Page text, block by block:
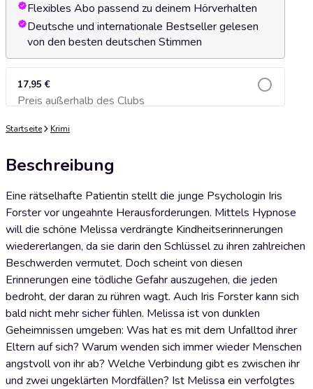
Flexibles Abo passend zu deinem Hörverhalten
Deutsche und internationale Bestseller gelesen
von den besten deutschen Stimmen
17,95 €
Preis außerhalb des ClubsZum Warenkorb hinzufügen
Startseite Krimi
Beschreibung
Eine rätselhafte Patientin stellt die junge Psychologin Iris
Forster vor ungeahnte Herausforderungen. Mittels Hypnose
will die schöne Melissa verdrängte Kindheitserinnerungen
wiedererlangen, da sie darin den Schlüssel zu ihren zahlreichen
Beschwerden vermutet. Doch scheint von diesen
Erinnerungen eine tödliche Gefahr auszugehen, die jeden
bedroht, der daran zu rühren wagt. Auch Iris Forster kann sich
bald nicht mehr sicher fühlen. Melissa ist von dunklen
Geheimnissen umgeben: Was hat es mit dem Unfalltod ihrer
Eltern auf sich? Warum wenden sich immer wieder Menschen
angstvoll von ihr ab? Welche Verbindung gibt es zwischen ihr
und zwei ungeklärten Mordfällen? Ist Melissa ein verfolgtes